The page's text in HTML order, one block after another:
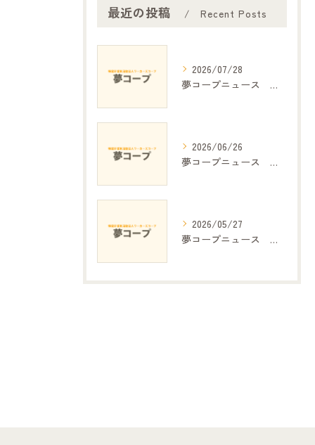
最近の投稿 Recent Posts
2026/07/28
夢コープニュース №.390
2026/06/26
夢コープニュース №.389
2026/05/27
夢コープニュース №.388